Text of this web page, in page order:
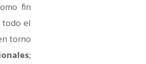
fin
todo el
torno
;